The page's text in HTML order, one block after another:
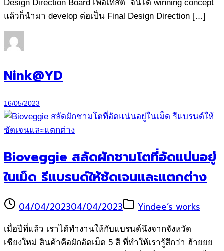
Design Direction Board เพื่อเทสต์ จนได้ winning concept
แล้วก็นำมา develop ต่อเป็น Final Design Direction […]
Nink@YD
16/05/2023
Bioveggie สลัดผักชามโตที่อัดแน่นอยู่
ในเม็ด รีแบรนด์ให้ชัดเจนและแตกต่าง
04/04/202304/04/2023 Yindee’s works
เมื่อปีที่แล้ว เราได้ทำงานให้กับแบรนด์นึงจากจังหวัด
เชียงใหม่ สินค้าคือผักอัดเม็ด 5 สี ที่ทำให้เรารู้สึกว่า ฮ้ายยย